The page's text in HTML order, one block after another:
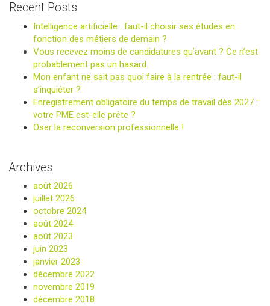
Recent Posts
Intelligence artificielle : faut-il choisir ses études en
fonction des métiers de demain ?
Vous recevez moins de candidatures qu’avant ? Ce n’est
probablement pas un hasard.
Mon enfant ne sait pas quoi faire à la rentrée : faut-il
s’inquiéter ?
Enregistrement obligatoire du temps de travail dès 2027 :
votre PME est-elle prête ?
Oser la reconversion professionnelle !
Archives
août 2026
juillet 2026
octobre 2024
août 2024
août 2023
juin 2023
janvier 2023
décembre 2022
novembre 2019
décembre 2018